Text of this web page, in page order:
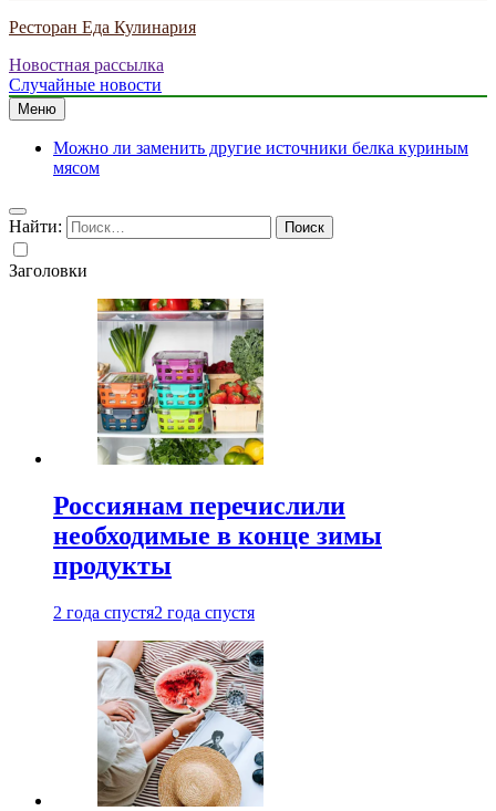
Ресторан Еда Кулинария
Новостная рассылка
Случайные новости
Меню
Можно ли заменить другие источники белка куриным
мясом
Найти:
Заголовки
Россиянам перечислили
необходимые в конце зимы
продукты
2 года спустя2 года спустя